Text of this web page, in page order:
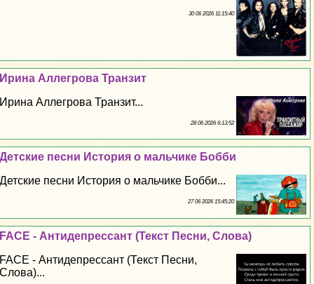
30 06 2026 11:15:40
Ирина Аллегрова Транзит
Ирина Аллегрова Транзит...
28 06 2026 6:13:52
Детские песни История о мальчике Бобби
Детские песни История о мальчике Бобби...
27 06 2026 15:45:20
FACE - Антидепрессант (Текст Песни, Слова)
FACE - Антидепрессант (Текст Песни,
Слова)...